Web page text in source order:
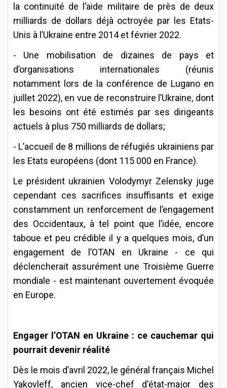
la continuité de l’aide militaire de près de deux
milliards de dollars déjà octroyée par les Etats-
Unis à l’Ukraine entre 2014 et février 2022.
- Une mobilisation de dizaines de pays et
d’organisations internationales (réunis
notamment lors de la conférence de Lugano en
juillet 2022), en vue de reconstruire l’Ukraine, dont
les besoins ont été estimés par ses dirigeants
actuels à plus 750 milliards de dollars;
- L’accueil de 8 millions de réfugiés ukrainiens par
les Etats européens (dont 115 000 en France).
Le président ukrainien Volodymyr Zelensky juge
cependant ces sacrifices insuffisants et exige
constamment un renforcement de l’engagement
des Occidentaux, à tel point que l’idée, encore
taboue et peu crédible il y a quelques mois, d’un
engagement de l’OTAN en Ukraine - ce qui
déclencherait assurément une Troisième Guerre
mondiale - est maintenant ouvertement évoquée
en Europe.
Engager l’OTAN en Ukraine : ce cauchemar qui
pourrait devenir réalité
Dès le mois d’avril 2022, le général français Michel
Yakovleff, ancien vice-chef d'état-major des